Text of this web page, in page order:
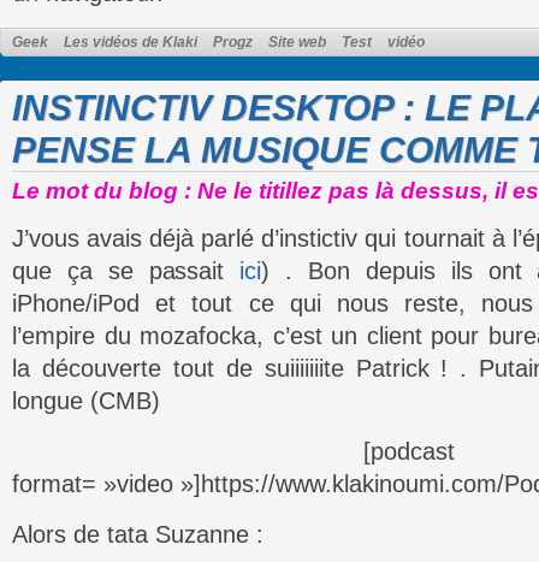
Geek Les vidéos de Klaki Progz Site web Test vidéo
INSTINCTIV DESKTOP : LE
PENSE LA MUSIQUE COMME
Le mot du blog : Ne le titillez pas là dessus, il
J’vous avais déjà parlé d’instictiv qui tournait à
que ça se passait ici) . Bon depuis ils ont
iPhone/iPod et tout ce qui nous reste,
l’empire du mozafocka, c’est un client pour
la découverte tout de suiiiiiiite Patrick ! .
longue (CMB)
[podcast
format= »video »]https://www.klakinoumi.com/
Alors de tata Suzanne :